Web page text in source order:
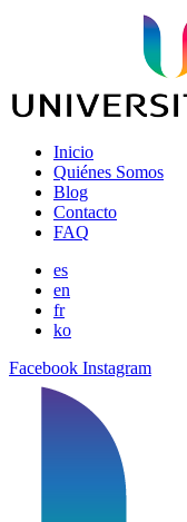
Inicio
Quiénes Somos
Blog
Contacto
FAQ
es
en
fr
ko
Facebook Instagram